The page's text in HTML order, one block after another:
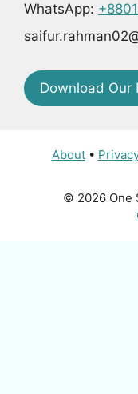
WhatsApp:
Download Our
About•
© 2026 One